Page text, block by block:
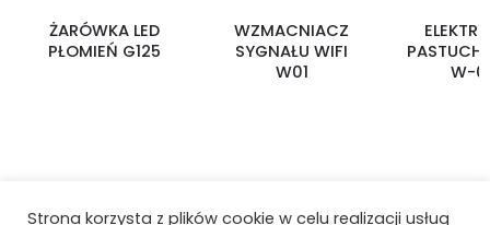
ŻARÓWKA LED
PŁOMIEŃ G125
WZMACNIACZ
SYGNAŁU WIFI
W01
PASTUCH
W-
Strona korzysta z plików cookie w celu realizacji usług